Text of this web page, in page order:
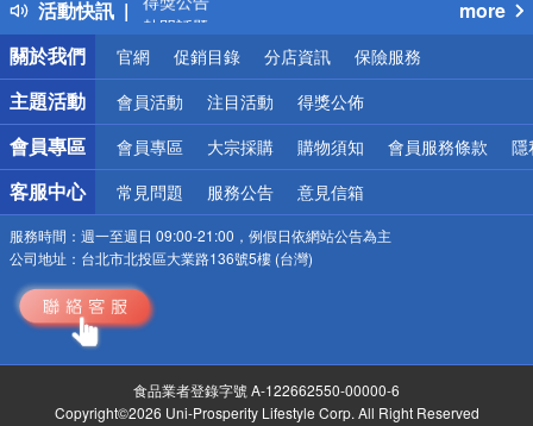
活動快訊
熱門話題
銀行優惠
偏遠地區配送
詐騙網頁！請小心！
more
關於我們
官網 促銷目錄 分店資訊 保險服務
主題活動 會員活動 注目活動 得獎公佈
會員專區 會員專區 大宗採購 購物須知 會員服務條款 隱
客服中心 常見問題 服務公告 意見信箱
服務時間： 週一至週日 09:00-21:00，例假日依網站公告為主
公司地址： 台北市北投區大業路136號5樓 (台灣)
食品業者登錄字號 A-122662550-00000-6
Copyright©2026 Uni-Prosperity Lifestyle Corp. All Right Reserved